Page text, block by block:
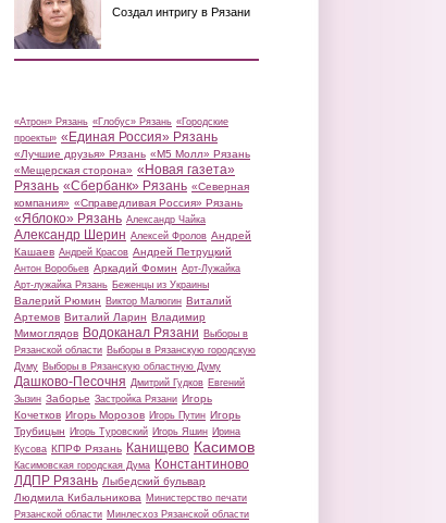
Создал интригу в Рязани
«Атрон» Рязань «Глобус» Рязань «Городские
проекты» «Единая Россия» Рязань
«Лучшие друзья» Рязань «М5 Молл» Рязань
«Мещерская сторона» «Новая газета»
Рязань «Сбербанк» Рязань «Северная
компания» «Справедливая Россия» Рязань
«Яблоко» Рязань Александр Чайка
Александр Шерин Алексей Фролов Андрей
Кашаев Андрей Красов Андрей Петруцкий
Антон Воробьев Аркадий Фомин Арт-Лужайка
Арт-лужайка Рязань Беженцы из Украины
Валерий Рюмин Виктор Малюгин Виталий
Артемов Виталий Ларин Владимир
Мимоглядов Водоканал Рязани Выборы в
Рязанской области Выборы в Рязанскую городскую
Думу Выборы в Рязанскую областную Думу
Дашково-Песочня Дмитрий Гудков Евгений
Зызин Заборье Застройка Рязани Игорь
Кочетков Игорь Морозов Игорь Путин Игорь
Трубицын Игорь Туровский Игорь Яшин Ирина
Кусова КПРФ Рязань Канищево Касимов
Касимовская городская Дума Константиново
ЛДПР Рязань Лыбедский бульвар
Людмила Кибальникова Министерство печати
Рязанской области Минлесхоз Рязанской области